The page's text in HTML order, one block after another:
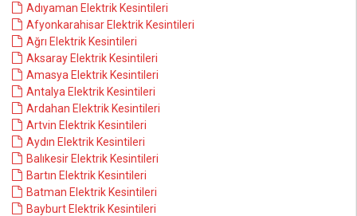
Adıyaman Elektrik Kesintileri
Afyonkarahisar Elektrik Kesintileri
Ağrı Elektrik Kesintileri
Aksaray Elektrik Kesintileri
Amasya Elektrik Kesintileri
Antalya Elektrik Kesintileri
Ardahan Elektrik Kesintileri
Artvin Elektrik Kesintileri
Aydın Elektrik Kesintileri
Balıkesir Elektrik Kesintileri
Bartın Elektrik Kesintileri
Batman Elektrik Kesintileri
Bayburt Elektrik Kesintileri